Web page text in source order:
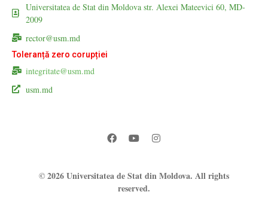
Universitatea de Stat din Moldova str. Alexei Mateevici 60, MD-
2009
rector@usm.md
Toleranță zero corupției
integritate@usm.md
usm.md
© 2026 Universitatea de Stat din Moldova. All rights
reserved.